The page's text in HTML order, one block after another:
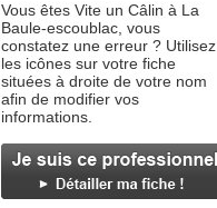
Vous êtes Vite un Câlin à La
Baule-escoublac, vous
constatez une erreur ? Utilisez
les icônes sur votre fiche
situées à droite de votre nom
afin de modifier vos
informations.